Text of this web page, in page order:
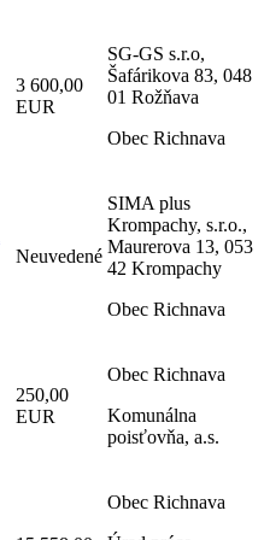
3 600,00
EUR
SG-GS s.r.o,
Šafárikova 83, 048
01 Rožňava
Obec Richnava
Neuvedené
SIMA plus
Krompachy, s.r.o.,
Maurerova 13, 053
42 Krompachy
Obec Richnava
250,00
EUR
Obec Richnava
Komunálna
poisťovňa, a.s.
Obec Richnava